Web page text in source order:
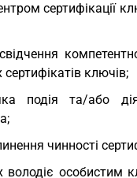
сертифікації
ключів;
подія та/або
чинності
володіє особистим